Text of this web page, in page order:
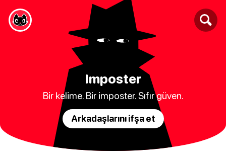
Imposter
Bir kelime. Bir imposter. Sıfır güven.
Arkadaşlarını ifşa et